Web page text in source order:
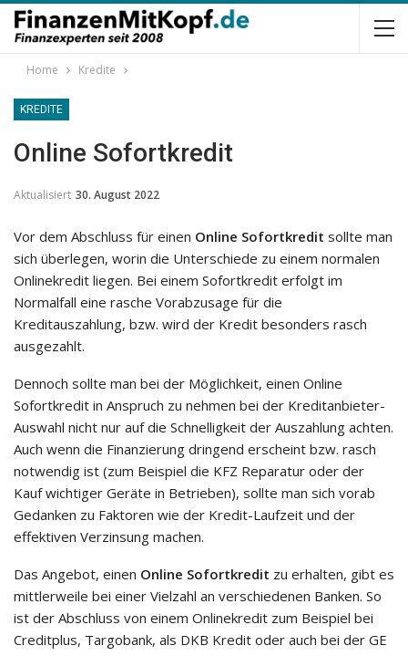
Home Kredite
KREDITE
Online Sofortkredit
Aktualisiert 30. August 2022
Vor dem Abschluss für einen Online Sofortkredit sollte man
sich überlegen, worin die Unterschiede zu einem normalen
Onlinekredit liegen. Bei einem Sofortkredit erfolgt im
Normalfall eine rasche Vorabzusage für die
Kreditauszahlung, bzw. wird der Kredit besonders rasch
ausgezahlt.
Dennoch sollte man bei der Möglichkeit, einen Online
Sofortkredit in Anspruch zu nehmen bei der Kreditanbieter-
Auswahl nicht nur auf die Schnelligkeit der Auszahlung achten.
Auch wenn die Finanzierung dringend erscheint bzw. rasch
notwendig ist (zum Beispiel die KFZ Reparatur oder der
Kauf wichtiger Geräte in Betrieben), sollte man sich vorab
Gedanken zu Faktoren wie der Kredit-Laufzeit und der
effektiven Verzinsung machen.
Das Angebot, einen Online Sofortkredit zu erhalten, gibt es
mittlerweile bei einer Vielzahl an verschiedenen Banken. So
ist der Abschluss von einem Onlinekredit zum Beispiel bei
Creditplus, Targobank, als DKB Kredit oder auch bei der GE